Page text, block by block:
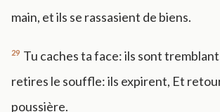
main, et ils se rassasient de biens.
29 Tu caches ta face: ils sont
retires le souffle: ils expirent, Et
poussière.